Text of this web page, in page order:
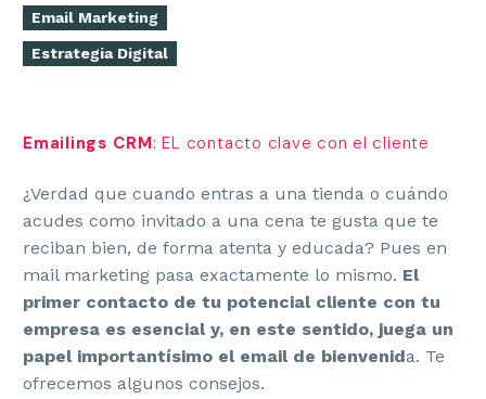
Email Marketing
Estrategia Digital
Emailings CRM: EL contacto clave con el cliente
¿Verdad que cuando entras a una tienda o cuándo
acudes como invitado a una cena te gusta que te
reciban bien, de forma atenta y educada? Pues en
mail marketing pasa exactamente lo mismo. El
primer contacto de tu potencial cliente con tu
empresa es esencial y, en este sentido, juega un
papel importantísimo el email de bienvenida. Te
ofrecemos algunos consejos.